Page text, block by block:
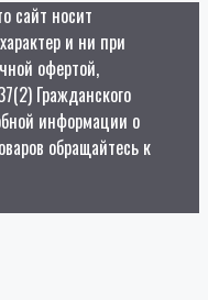
сайт носит
и ни при
офертой,
Гражданского
информации о
обращайтесь к